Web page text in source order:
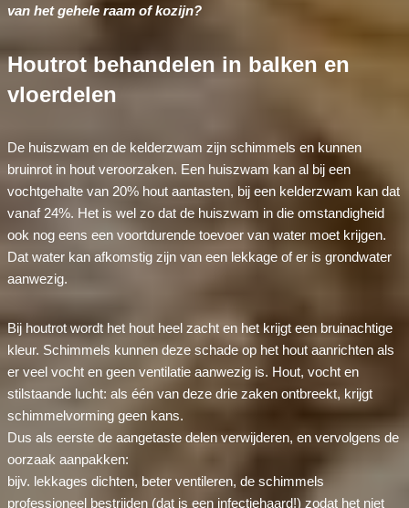
van het gehele raam of kozijn?
Houtrot behandelen in balken en
vloerdelen
De huiszwam en de kelderzwam zijn schimmels en kunnen
bruinrot in hout veroorzaken. Een huiszwam kan al bij een
vochtgehalte van 20% hout aantasten, bij een kelderzwam kan dat
vanaf 24%. Het is wel zo dat de huiszwam in die omstandigheid
ook nog eens een voortdurende toevoer van water moet krijgen.
Dat water kan afkomstig zijn van een lekkage of er is grondwater
aanwezig.
Bij houtrot wordt het hout heel zacht en het krijgt een bruinachtige
kleur. Schimmels kunnen deze schade op het hout aanrichten als
er veel vocht en geen ventilatie aanwezig is. Hout, vocht en
stilstaande lucht: als één van deze drie zaken ontbreekt, krijgt
schimmelvorming geen kans.
Dus als eerste de aangetaste delen verwijderen, en vervolgens de
oorzaak aanpakken:
bijv. lekkages dichten, beter ventileren, de schimmels
professioneel bestrijden (dat is een infectiehaard!) zodat het niet